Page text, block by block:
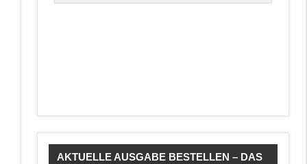
AKTUELLE AUSGABE BESTELLEN – DAS